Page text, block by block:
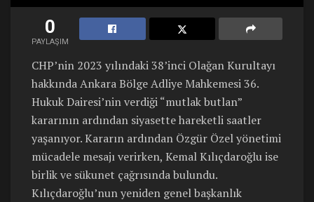
0
PAYLAŞIM
CHP’nin 2023 yılındaki 38’inci Olağan Kurultayı
hakkında Ankara Bölge Adliye Mahkemesi 36.
Hukuk Dairesi’nin verdiği “mutlak butlan”
kararının ardından siyasette hareketli saatler
yaşanıyor. Kararın ardından Özgür Özel yönetimi
mücadele mesajı verirken, Kemal Kılıçdaroğlu ise
birlik ve sükunet çağrısında bulundu.
Kılıçdaroğlu’nun yeniden genel başkanlık